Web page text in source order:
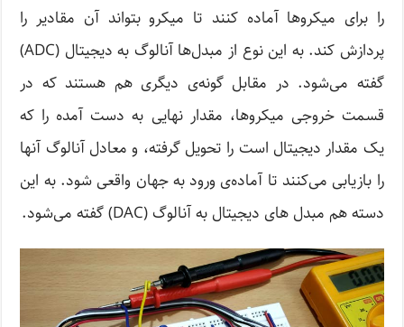
را برای میکروها آماده کنند تا میکرو بتواند آن مقادیر را
پردازش کند. به این نوع از مبدل‌ها آنالوگ به دیجیتال (ADC)
گفته می‌شود. در مقابل گونه‌ی دیگری هم هستند که در
قسمت خروجی میکروها، مقدار نهایی به دست آمده را که
یک مقدار دیجیتال است را تحویل گرفته، و معادل آنالوگ آنها
را بازیابی می‌کنند تا آماده‌ی ورود به جهان واقعی شود. به این
دسته هم مبدل های دیجیتال به آنالوگ (DAC) گفته می‌شود.